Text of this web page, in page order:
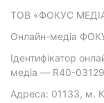
ТОВ «ФОКУС
Онлайн-медіа
Ідентифікатор
медіа — R40-03129
Адреса: 01133, м.